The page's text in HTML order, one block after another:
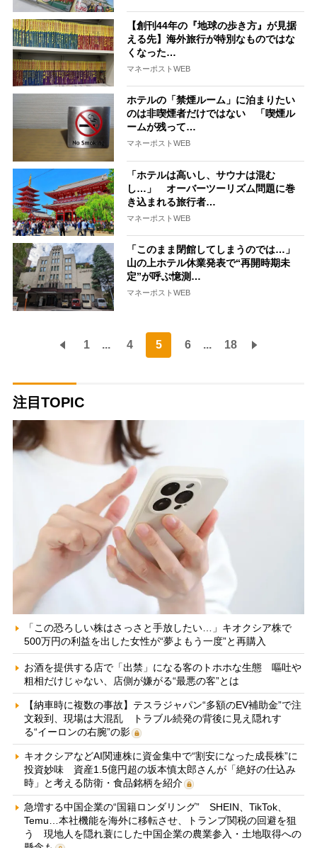
【創刊44年の『地球の歩き方』が見据
える先】海外旅行が特別なものではな
くなった…
マネーポストWEB
ホテルの「禁煙ルーム」に泊まりたい
のは非喫煙者だけではない 「喫煙ル
ームが残って…
マネーポストWEB
「ホテルは高いし、サウナは混む
し…」 オーバーツーリズム問題に巻
き込まれる旅行者…
マネーポストWEB
「このまま閉館してしまうのでは…」
山の上ホテル休業発表で“再開時期未
定”が呼ぶ憶測…
マネーポストWEB
1 ... 4 5 6 ... 18
注目TOPIC
「この恐ろしい株はさっさと手放したい…」キオクシア株で
500万円の利益を出した女性が“夢よもう一度”と再購入
お酒を提供する店で「出禁」になる客のトホホな生態 嘔吐や
粗相だけじゃない、店側が嫌がる“最悪の客”とは
【納車時に複数の事故】テスラジャパン“多額のEV補助金”で注
文殺到、現場は大混乱 トラブル続発の背後に見え隠れす
る“イーロンの右腕”の影
キオクシアなどAI関連株に資金集中で“割安になった成長株”に
投資妙味 資産1.5億円超の坂本慎太郎さんが「絶好の仕込み
時」と考える防衛・食品銘柄を紹介
急増する中国企業の“国籍ロンダリング” SHEIN、TikTok、
Temu…本社機能を海外に移転させ、トランプ関税の回避を狙
う 現地人を隠れ蓑にした中国企業の農業参入・土地取得への